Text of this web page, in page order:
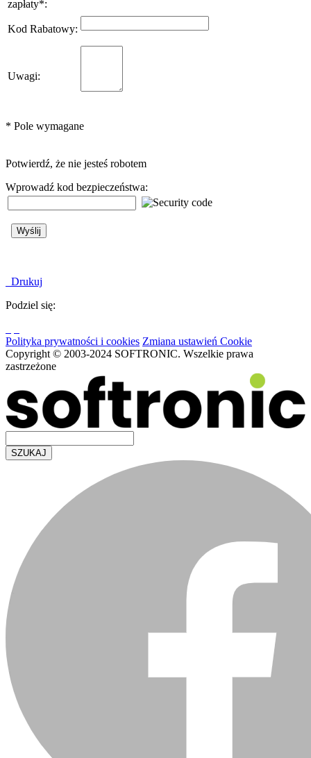
zapłaty*:
Kod Rabatowy:
Uwagi:
* Pole wymagane
Potwierdź, że nie jesteś robotem
Wprowadź kod bezpieczeństwa:
Drukuj
Podziel się:
Polityka prywatności i cookies Zmiana ustawień Cookie
Copyright © 2003-2024 SOFTRONIC. Wszelkie prawa
zastrzeżone